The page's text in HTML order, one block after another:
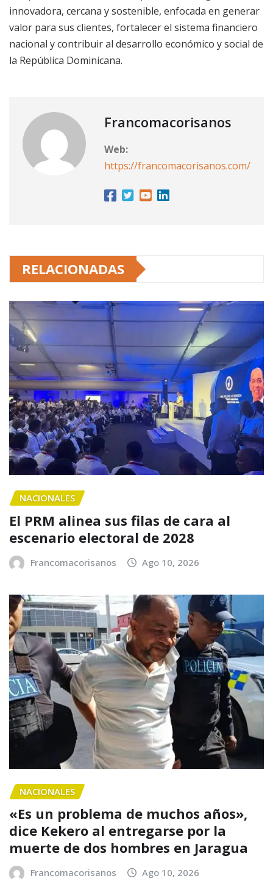
innovadora, cercana y sostenible, enfocada en generar
valor para sus clientes, fortalecer el sistema financiero
nacional y contribuir al desarrollo económico y social de
la República Dominicana.
Francomacorisanos
Web:
https://francomacorisanos.com/
RELACIONADAS
NACIONALES
El PRM alinea sus filas de cara al
escenario electoral de 2028
Francomacorisanos Ago 10, 2026
NACIONALES
«Es un problema de muchos años»,
dice Kekero al entregarse por la
muerte de dos hombres en Jaragua
Francomacorisanos Ago 10, 2026